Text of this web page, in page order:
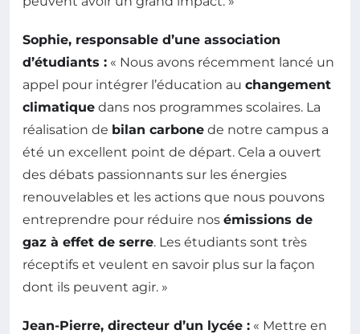
Sophie, responsable d’une association
d’étudiants : « Nous avons récemment lancé un
appel pour intégrer l’éducation au changement
climatique dans nos programmes scolaires. La
réalisation de bilan carbone de notre campus a
été un excellent point de départ. Cela a ouvert
des débats passionnants sur les énergies
renouvelables et les actions que nous pouvons
entreprendre pour réduire nos émissions de
gaz à effet de serre. Les étudiants sont très
réceptifs et veulent en savoir plus sur la façon
dont ils peuvent agir. »
Jean-Pierre, directeur d’un lycée : « Mettre en